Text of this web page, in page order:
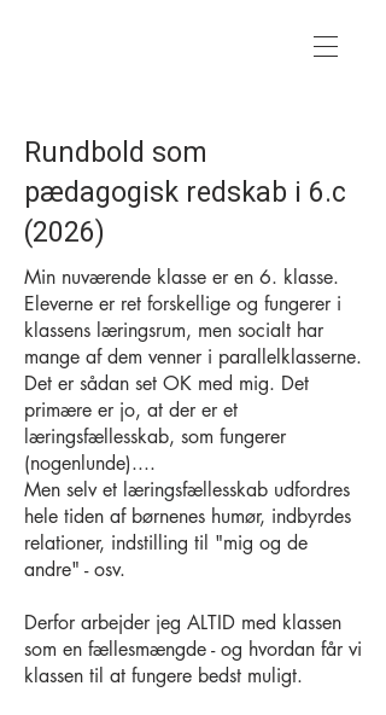
Rundbold som
pædagogisk redskab i 6.c
(2026)
Min nuværende klasse er en 6. klasse.
Eleverne er ret forskellige og fungerer i
klassens læringsrum, men socialt har
mange af dem venner i parallelklasserne.
Det er sådan set OK med mig. Det
primære er jo, at der er et
læringsfællesskab, som fungerer
(nogenlunde)....
Men selv et læringsfællesskab udfordres
hele tiden af børnenes humør, indbyrdes
relationer, indstilling til "mig og de
andre" - osv.
Derfor arbejder jeg ALTID med klassen
som en fællesmængde - og hvordan får vi
klassen til at fungere bedst muligt.